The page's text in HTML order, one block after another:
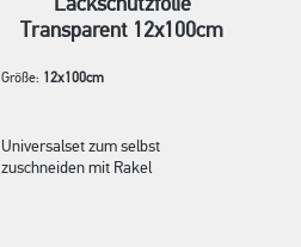
Transparent 12x100cm
Größe: 12x100cm
Universalset zum selbst
zuschneiden mit Rakel